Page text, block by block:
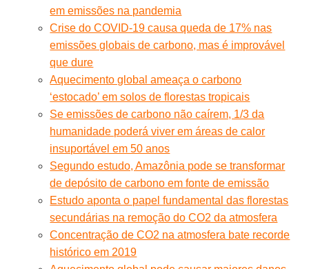
em emissões na pandemia
Crise do COVID-19 causa queda de 17% nas
emissões globais de carbono, mas é improvável
que dure
Aquecimento global ameaça o carbono
‘estocado’ em solos de florestas tropicais
Se emissões de carbono não caírem, 1/3 da
humanidade poderá viver em áreas de calor
insuportável em 50 anos
Segundo estudo, Amazônia pode se transformar
de depósito de carbono em fonte de emissão
Estudo aponta o papel fundamental das florestas
secundárias na remoção do CO2 da atmosfera
Concentração de CO2 na atmosfera bate recorde
histórico em 2019